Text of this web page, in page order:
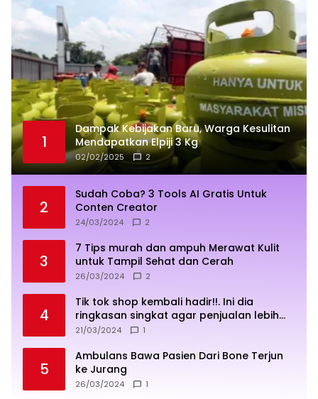
1
Dampak Kebijakan Baru, Warga Kesulitan
Mendapatkan Elpiji 3 Kg
02/02/2025 2
2
Sudah Coba? 3 Tools AI Gratis Untuk
Conten Creator
24/03/2024 2
3
7 Tips murah dan ampuh Merawat Kulit
untuk Tampil Sehat dan Cerah
26/03/2024 2
4
Tik tok shop kembali hadir!!. Ini dia
ringkasan singkat agar penjualan lebih
sukses
21/03/2024 1
5
Ambulans Bawa Pasien Dari Bone Terjun
ke Jurang
26/03/2024 1